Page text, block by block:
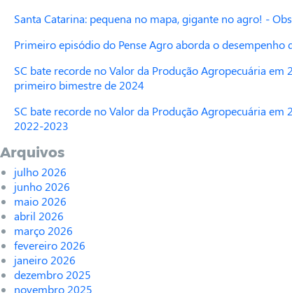
Santa Catarina: pequena no mapa, gigante no agro! -
Primeiro episódio do Pense Agro aborda o
SC bate recorde no Valor da Produção Agropecuária
primeiro bimestre de 2024
SC bate recorde no Valor da Produção Agropecuária
2022-2023
Arquivos
julho 2026
junho 2026
maio 2026
abril 2026
março 2026
fevereiro 2026
janeiro 2026
dezembro 2025
novembro 2025